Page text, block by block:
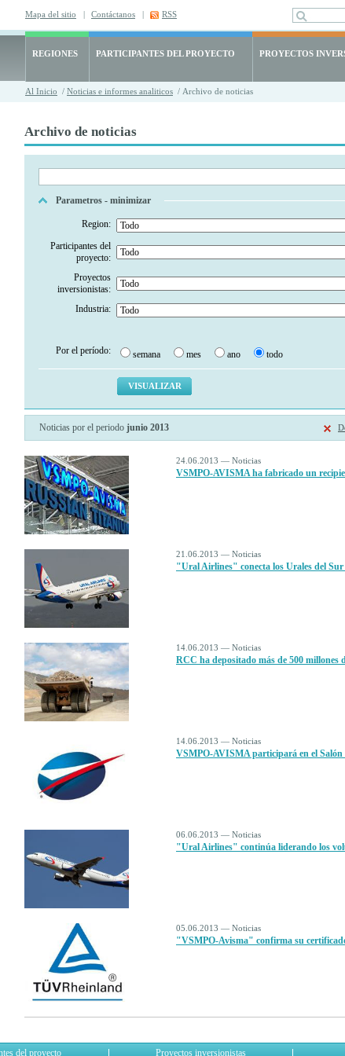
Mapa del sitio | Contáctanos | RSS
REGIONES PARTICIPANTES DEL PROYECTO PROYECTOS
Al Inicio / Noticias e informes analiticos / Archivo de noticias
Archivo de noticias
Parametros - minimizar
Region:
Participantes del
proyecto:
Proyectos
inversionistas:
Industria:
Por el período: semana mes ano todo
Noticias por el periodo junio 2013
24.06.2013 — Noticias
VSMPO-AVISMA ha fabricado un
21.06.2013 — Noticias
"Ural Airlines" conecta los Urales del
14.06.2013 — Noticias
RCC ha depositado más de 500 millones
14.06.2013 — Noticias
VSMPO-AVISMA participará en el Salón
06.06.2013 — Noticias
"Ural Airlines" continúa liderando los
05.06.2013 — Noticias
"VSMPO-Avisma" confirma su
del proyecto Proyectos inversionistas